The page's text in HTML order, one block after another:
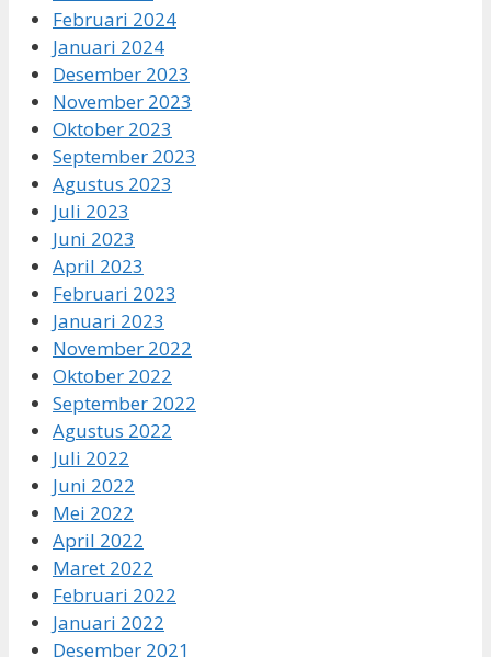
Februari 2024
Januari 2024
Desember 2023
November 2023
Oktober 2023
September 2023
Agustus 2023
Juli 2023
Juni 2023
April 2023
Februari 2023
Januari 2023
November 2022
Oktober 2022
September 2022
Agustus 2022
Juli 2022
Juni 2022
Mei 2022
April 2022
Maret 2022
Februari 2022
Januari 2022
Desember 2021